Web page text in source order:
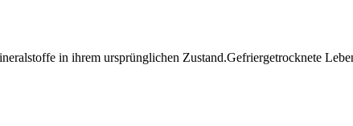
in ihrem ursprünglichen Zustand.Gefriergetrocknete